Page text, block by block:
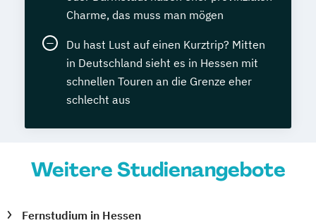
Charme, das muss man mögen
Du hast Lust auf einen Kurztrip? Mitten
in Deutschland sieht es in Hessen mit
schnellen Touren an die Grenze eher
schlecht aus
Weitere Studienangebote
Fernstudium in Hessen